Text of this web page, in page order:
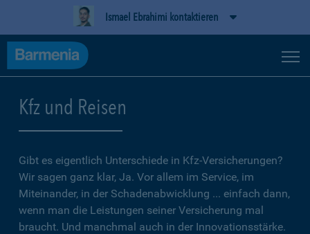
Ismael Ebrahimi kontaktieren
Kfz und Reisen
Gibt es eigentlich Unterschiede in Kfz-Versicherungen?
Wir sagen ganz klar, Ja. Vor allem im Service, im
Miteinander, in der Schadenabwicklung ... einfach dann,
wenn man die Leistungen seiner Versicherung mal
braucht. Und manchmal auch in der Innovationsstärke.